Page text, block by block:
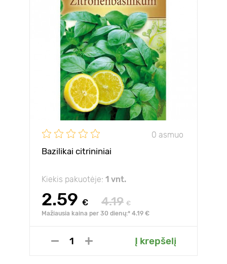
0 asmuo
Bazilikai citrininiai
Kiekis pakuotėje: 1 vnt.
2.59 € 4.19 €
Mažiausia kaina per 30 dienų:* 4.19 €
Į krepšelį